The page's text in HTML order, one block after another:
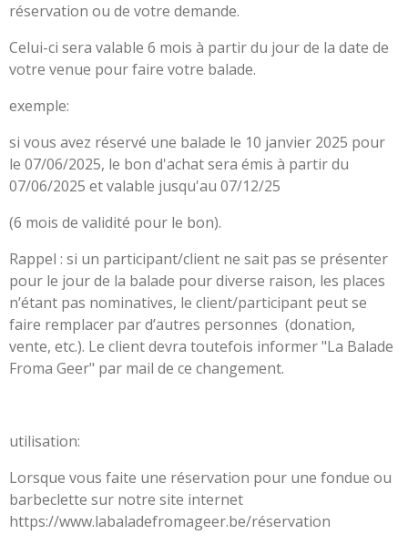
réservation ou de votre demande.
Celui-ci sera valable 6 mois à partir du jour de la date de
votre venue pour faire votre balade.
exemple:
si vous avez réservé une balade le 10 janvier 2025 pour
le 07/06/2025, le bon d'achat sera émis à partir du
07/06/2025 et valable jusqu'au 07/12/25
(6 mois de validité pour le bon).
Rappel : si un participant/client ne sait pas se présenter
pour le jour de la balade pour diverse raison, les places
n’étant pas nominatives, le client/participant peut se
faire remplacer par d’autres personnes (donation,
vente, etc.). Le client devra toutefois informer "La Balade
Froma Geer" par mail de ce changement.
utilisation:
Lorsque vous faite une réservation pour une fondue ou
barbeclette sur notre site internet
https://www.labaladefromageer.be/réservation